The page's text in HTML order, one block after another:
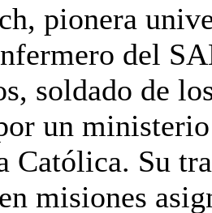
pionera
del
soldado de
un
Católica. Su
misiones